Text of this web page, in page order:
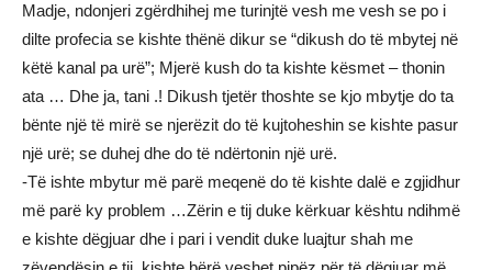
Madje, ndonjeri zgërdhihej me turinjtë vesh me vesh se po i
dilte profecia se kishte thënë dikur se “dikush do të mbytej në
këtë kanal pa urë”; Mjerë kush do ta kishte kësmet – thonin
ata … Dhe ja, tani .! Dikush tjetër thoshte se kjo mbytje do ta
bënte një të mirë se njerëzit do të kujtoheshin se kishte pasur
një urë; se duhej dhe do të ndërtonin një urë.
-Të ishte mbytur më parë meqenë do të kishte dalë e zgjidhur
më parë ky problem …Zërin e tij duke kërkuar kështu ndihmë
e kishte dëgjuar dhe i pari i vendit duke luajtur shah me